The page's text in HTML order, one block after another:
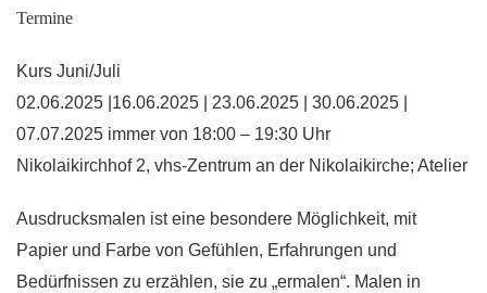
Termine
Kurs Juni/Juli
02.06.2025 |16.06.2025 | 23.06.2025 | 30.06.2025 |
07.07.2025 immer von 18:00 – 19:30 Uhr
Nikolaikirchhof 2, vhs-Zentrum an der Nikolaikirche; Atelier
Ausdrucksmalen ist eine besondere Möglichkeit, mit
Papier und Farbe von Gefühlen, Erfahrungen und
Bedürfnissen zu erzählen, sie zu „ermalen“. Malen in